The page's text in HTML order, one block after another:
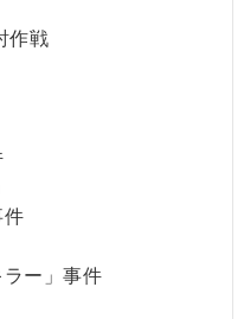
作戦
件
ー」事件